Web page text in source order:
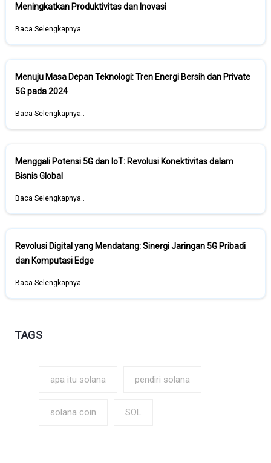
Meningkatkan Produktivitas dan Inovasi
Baca Selengkapnya..
Menuju Masa Depan Teknologi: Tren Energi Bersih dan Private
5G pada 2024
Baca Selengkapnya..
Menggali Potensi 5G dan IoT: Revolusi Konektivitas dalam
Bisnis Global
Baca Selengkapnya..
Revolusi Digital yang Mendatang: Sinergi Jaringan 5G Pribadi
dan Komputasi Edge
Baca Selengkapnya..
TAGS
apa itu solana pendiri solana
solana coin SOL